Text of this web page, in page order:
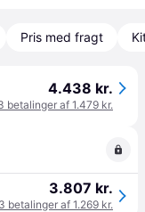
Pris med fragt
4.438 kr.
betalinger af 1.479 kr.
3.807 kr.
betalinger af 1.269 kr.